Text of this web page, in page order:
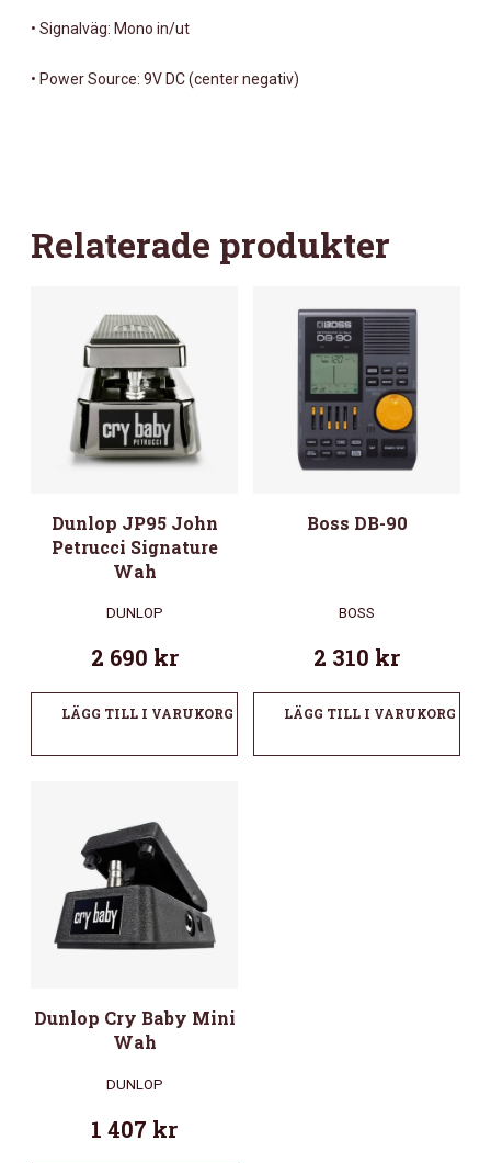
• Signalväg: Mono in/ut
• Power Source: 9V DC (center negativ)
Relaterade produkter
Dunlop JP95 John
Petrucci Signature
Wah
DUNLOP
2 690 kr
LÄGG TILL I VARUKORG
Boss DB-90
BOSS
2 310 kr
LÄGG TILL I VARUKORG
Dunlop Cry Baby Mini
Wah
DUNLOP
1 407 kr